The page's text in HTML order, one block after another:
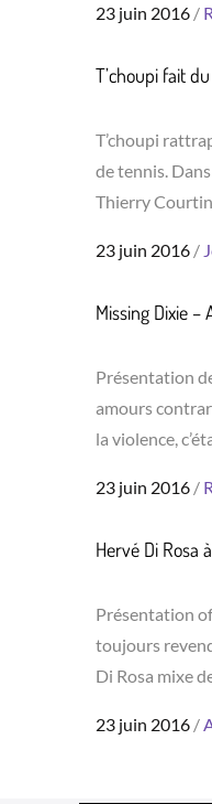
Posted
23 juin 2016
T’choupi fait
T’choupi
de tennis.
Thierry
Posted
23 juin 2016
Missing Dixie
Présentation
amours
la violence,
Posted
23 juin 2016
Hervé Di Rosa
Présentation
toujours
Di Rosa mixe
Posted
23 juin 2016